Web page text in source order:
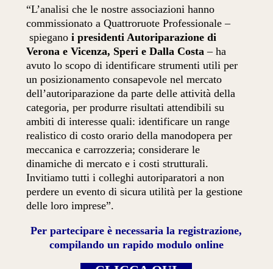
“L’analisi che le nostre associazioni hanno
commissionato a Quattroruote Professionale –
spieganoi presidenti Autoriparazione di
Verona e Vicenza, Speri e Dalla Costa – ha
avuto lo scopo di identificare strumenti utili per
un posizionamento consapevole nel mercato
dell’autoriparazione da parte delle attività della
categoria, per produrre risultati attendibili su
ambiti di interesse quali: identificare un range
realistico di costo orario della manodopera per
meccanica e carrozzeria; considerare le
dinamiche di mercato e i costi strutturali.
Invitiamo tutti i colleghi autoriparatori a non
perdere un evento di sicura utilità per la gestione
delle loro imprese”.
Per partecipare è necessaria la registrazione,
compilando un rapido modulo online